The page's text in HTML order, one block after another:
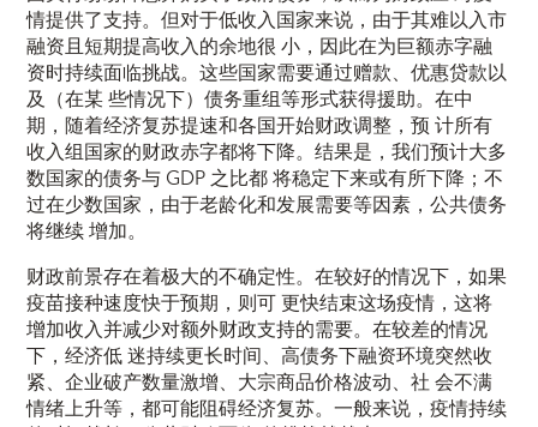
情提供了支持。但对于低收入国家来说，由于其难以入市
融资且短期提高收入的余地很 小，因此在为巨额赤字融
资时持续面临挑战。这些国家需要通过赠款、优惠贷款以
及（在某 些情况下）债务重组等形式获得援助。在中
期，随着经济复苏提速和各国开始财政调整，预 计所有
收入组国家的财政赤字都将下降。结果是，我们预计大多
数国家的债务与 GDP 之比都 将稳定下来或有所下降；不
过在少数国家，由于老龄化和发展需要等因素，公共债务
将继续 增加。
财政前景存在着极大的不确定性。在较好的情况下，如果
疫苗接种速度快于预期，则可 更快结束这场疫情，这将
增加收入并减少对额外财政支持的需要。在较差的情况
下，经济低 迷持续更长时间、高债务下融资环境突然收
紧、企业破产数量激增、大宗商品价格波动、社 会不满
情绪上升等，都可能阻碍经济复苏。一般来说，疫情持续